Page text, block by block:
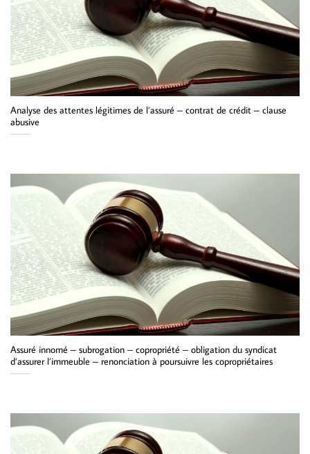
Analyse des attentes légitimes de l’assuré – contrat de crédit – clause
abusive
Assuré innomé – subrogation – copropriété – obligation du syndicat
d’assurer l’immeuble – renonciation à poursuivre les copropriétaires